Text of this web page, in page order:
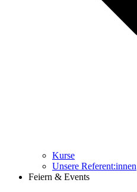
Kurse
Unsere Referent:innen
Feiern & Events